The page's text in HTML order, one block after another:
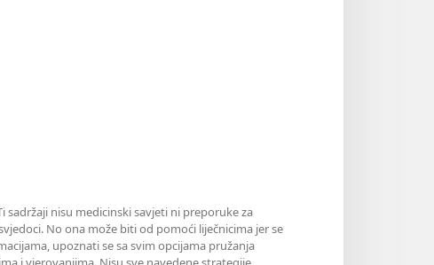
nisu medicinski savjeti ni preporuke za
No ona može biti od pomoći liječnicima jer se
upoznati se sa svim opcijama pružanja